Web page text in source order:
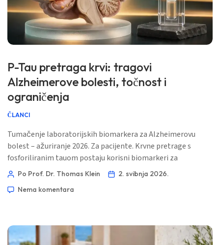
P-Tau pretraga krvi: tragovi
Alzheimerove bolesti, točnost i
ograničenja
ČLANCI
Tumačenje laboratorijskih biomarkera za Alzheimerovu
bolest – ažuriranje 2026. Za pacijente. Krvne pretrage s
fosforiliranim tauom postaju korisni biomarkeri za
Alzheimerovu bolest, ali nisu kućna dijagnoza. Rezultat ima
kognitivna testiranja i točno korišteni test. 📖 ~11 minuta
Po Prof. Dr. Thomas Klein
2. svibnja 2026.
Nema komentara